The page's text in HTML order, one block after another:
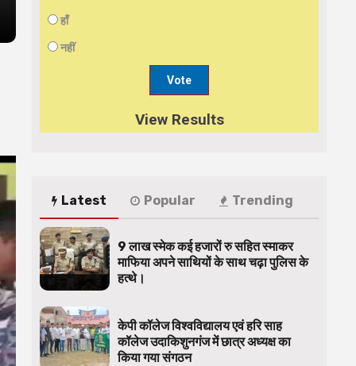
हाँ
नहीं
View Results
Latest Popular Trending
9 लाख स्मेक कई हजारों रु सहित स्माकर
माफिया अपने साथियों के साथ चढ़ा पुलिस के
हत्थे।
केपी कॉलेज विश्वविद्यालय एवं हरि साह
कॉलेज उदाकिशुनगंज में छात्र अध्यक्ष का
किया गया संगठन